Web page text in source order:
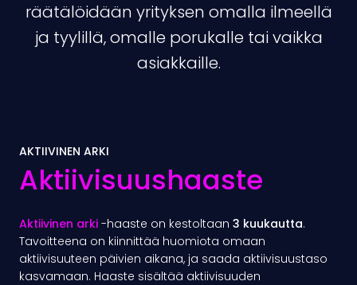
räätälöidään yrityksen omalla ilmeellä
ja tyylillä, omalle porukalle tai vaikka
asiakkaille.
AKTIIVINEN ARKI
Aktiivisuushaaste
Aktiivinen arki -haaste on kestoltaan 3 kuukautta.
Tavoitteena on kiinnittää huomiota omaan
aktiivisuuteen päivien aikana, ja saada aktiivisuustaso
kasvamaan. Haaste sisältää aktiivisuuden